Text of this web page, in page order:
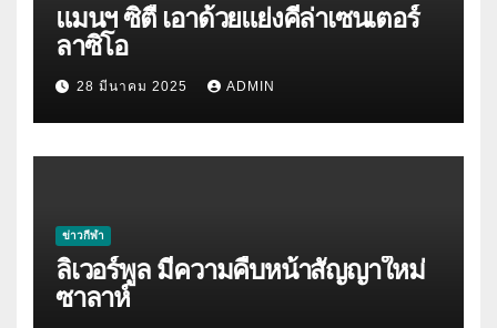
แมนฯ ซิตี้ เอาด้วยแย่งคีล่าเซนเตอร์
ลาซิโอ
28 มีนาคม 2025 ADMIN
ข่าวกีฬา
ลิเวอร์พูล มีความคืบหน้าสัญญาใหม่
ซาลาห์